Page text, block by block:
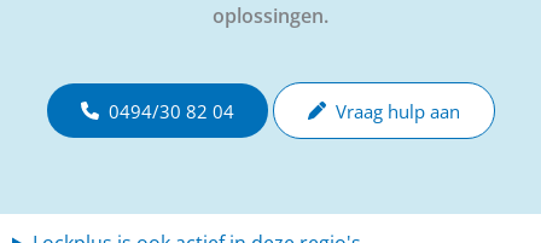
oplossingen.
0494/30 82 04 Vraag hulp aan